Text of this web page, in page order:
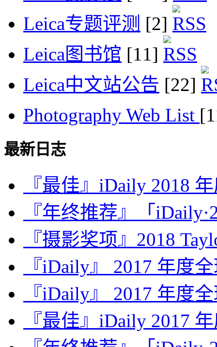
Leica专题评测 [2]
Leica图书馆 [11]
Leica中文站公告 [22]
Photography Web List
最新日志
『最佳』iDaily 2018
『年终推荐』「
『摄影奖项』2018
『iDaily』 2017 年度
『iDaily』 2017 年度
『最佳』iDaily 2017